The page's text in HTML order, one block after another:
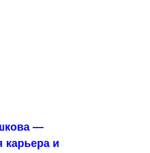
—
карьера и